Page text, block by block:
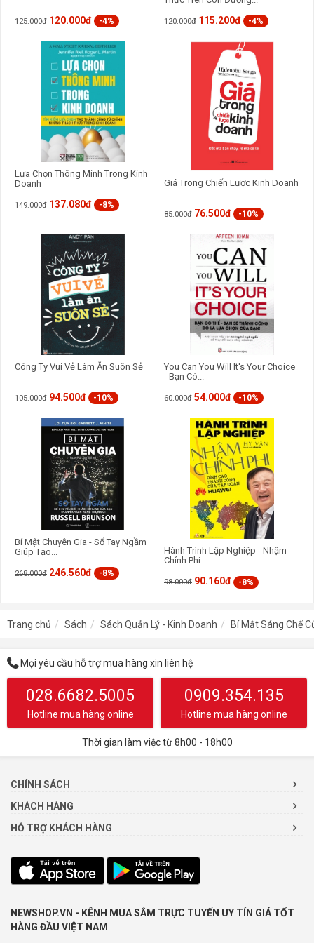
125.000đ 120.000đ -4% 120.000đ 115.200đ -4%
Lựa Chọn Thông Minh Trong Kinh
Doanh
149.000đ 137.080đ -8%
Giá Trong Chiến Lược Kinh Doanh
85.000đ 76.500đ -10%
Công Ty Vui Vẻ Làm Ăn Suôn Sẻ
105.000đ 94.500đ -10%
You Can You Will It's Your Choice
- Bạn Có...
60.000đ 54.000đ -10%
Bí Mật Chuyên Gia - Sổ Tay Ngầm
Giúp Tạo...
268.000đ 246.560đ -8%
Hành Trình Lập Nghiệp - Nhậm
Chính Phi
98.000đ 90.160đ -8%
Trang chủ Sách Sách Quản Lý - Kinh Doanh Bí Mật Sáng Chế
Mọi yêu cầu hỗ trợ mua hàng xin liên hệ
028.6682.5005
Hotline mua hàng online
0909.354.135
Hotline mua hàng online
Thời gian làm việc từ 8h00 - 18h00
CHÍNH SÁCH
KHÁCH HÀNG
HỖ TRỢ KHÁCH HÀNG
NEWSHOP.VN - KÊNH MUA SẮM TRỰC TUYẾN UY TÍN GIÁ TỐT
HÀNG ĐẦU VIỆT NAM